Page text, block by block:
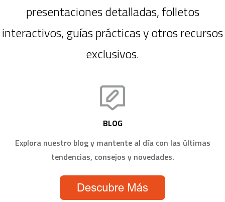
presentaciones detalladas, folletos
interactivos, guías prácticas y otros recursos
exclusivos.
BLOG
Explora nuestro blog y mantente al día con las últimas
tendencias, consejos y novedades.